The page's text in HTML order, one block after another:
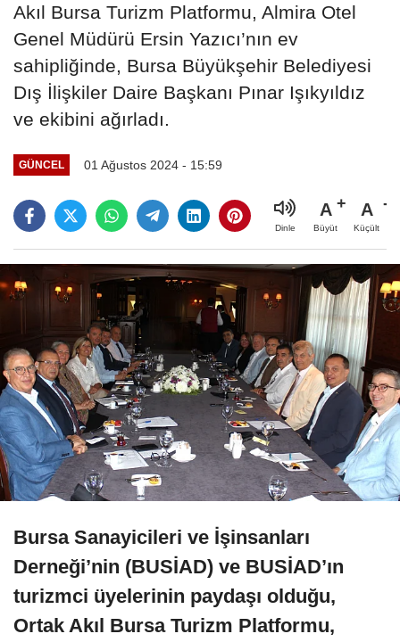
Akıl Bursa Turizm Platformu, Almira Otel
Genel Müdürü Ersin Yazıcı’nın ev
sahipliğinde, Bursa Büyükşehir Belediyesi
Dış İlişkiler Daire Başkanı Pınar Işıkyıldız
ve ekibini ağırladı.
GÜNCEL 01 Ağustos 2024 - 15:59
Dinle
A
Büyüt
A
Küçült
Bursa Sanayicileri ve İşinsanları
Derneği’nin (BUSİAD) ve BUSİAD’ın
turizmci üyelerinin paydaşı olduğu,
Ortak Akıl Bursa Turizm Platformu,